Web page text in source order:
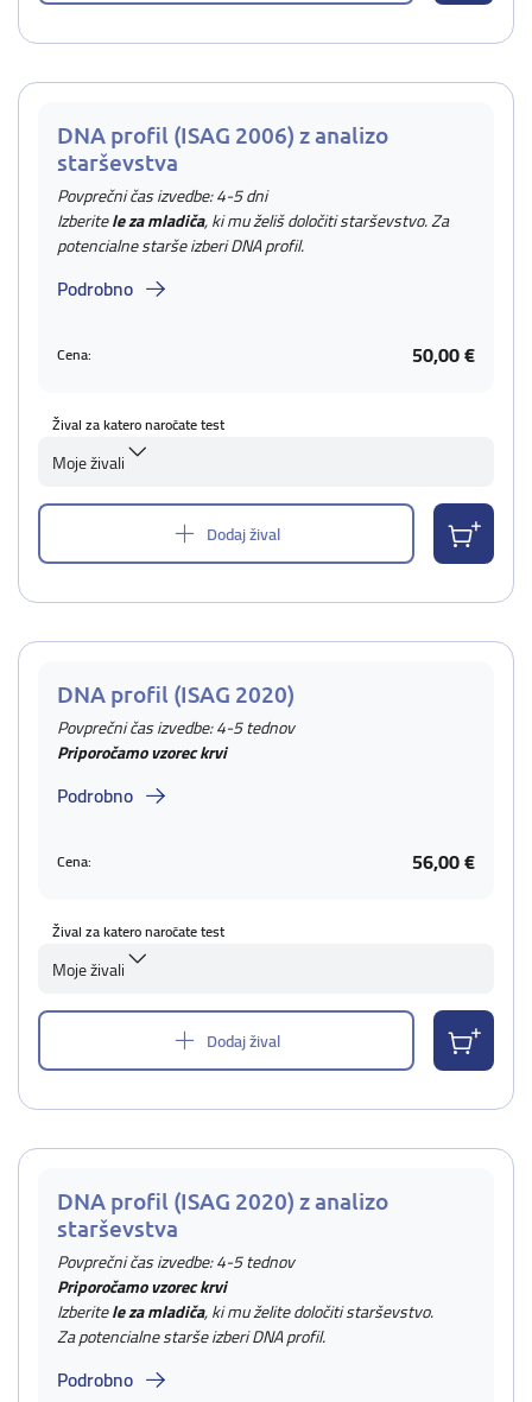
DNA profil (ISAG 2006) z analizo
starševstva
Povprečni čas izvedbe: 4-5 dni
Izberitele za mladiča, ki mu želiš določiti starševstvo. Za
potencialne starše izberi DNA profil.
Podrobno
Cena: 50,00 €
Žival za katero naročate test
Moje živali
Dodaj žival
DNA profil (ISAG 2020)
Povprečni čas izvedbe: 4-5 tednov
Priporočamo vzorec krvi
Podrobno
Cena: 56,00 €
Žival za katero naročate test
Moje živali
Dodaj žival
DNA profil (ISAG 2020) z analizo
starševstva
Povprečni čas izvedbe: 4-5 tednov
Priporočamo vzorec krvi
Izberitele za mladiča, ki mu želite določiti starševstvo.
Za potencialne starše izberi DNA profil.
Podrobno